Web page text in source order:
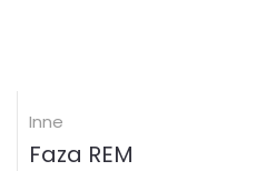
Inne
Faza REM